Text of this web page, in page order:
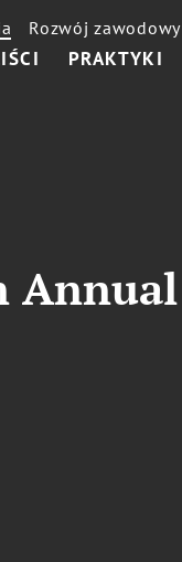
PRAKTYKI
Rozwój zawodowy
Annual